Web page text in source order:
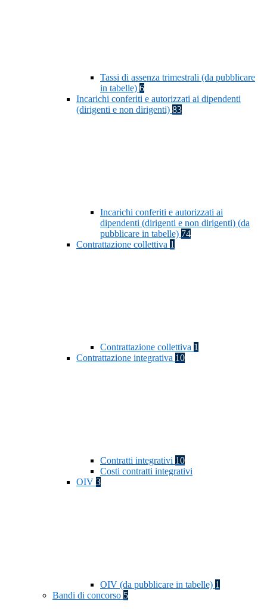
Tassi di assenza trimestrali (da pubblicare
in tabelle) 6
Incarichi conferiti e autorizzati ai dipendenti
(dirigenti e non dirigenti) 83
Incarichi conferiti e autorizzati ai
dipendenti (dirigenti e non dirigenti) (da
pubblicare in tabelle) 74
Contrattazione collettiva 1
Contrattazione collettiva 1
Contrattazione integrativa 10
Contratti integrativi 10
Costi contratti integrativi
OIV 3
OIV (da pubblicare in tabelle) 1
Bandi di concorso 5